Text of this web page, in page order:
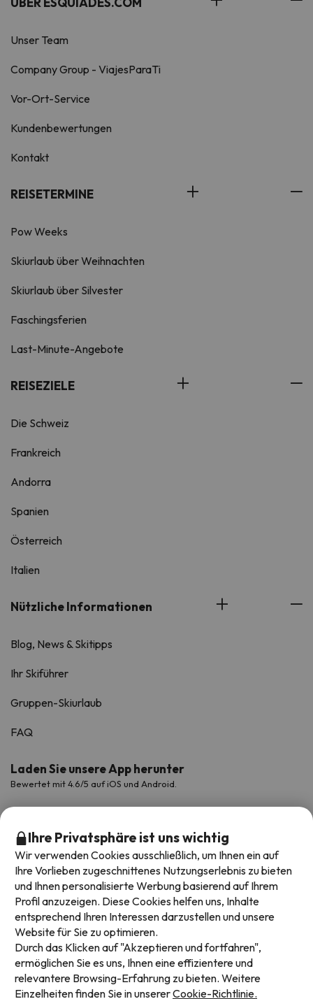
Unser Team
Company Group - ViajesParaTi
Vor-Ort-Service
Kundenbewertungen
Kontakt
REISETERMINE
Pow Weeks
Skiurlaub über Weihnachten
Skiurlaub über Silvester
Faschingsferien
Last-Minute-Angebote
REISEZIELE
Die Schweiz
Frankreich
Andorra
Spanien
Österreich
Italien
Nützliche Informationen
Blog, News & Skitipps
Ihr Skiführer
Gruppen-Skiurlaub
FAQ
Laden Sie unsere App herunter
Bewertet mit 4.6/5 auf iOS und Android.
Verfügbare Zahlungsarten
Ihre Privatsphäre ist uns wichtig
Wir verwenden Cookies ausschließlich, um Ihnen ein auf
Ihre Vorlieben zugeschnittenes Nutzungserlebnis zu bieten
und Ihnen personalisierte Werbung basierend auf Ihrem
Profil anzuzeigen. Diese Cookies helfen uns, Inhalte
entsprechend Ihren Interessen darzustellen und unsere
Website für Sie zu optimieren.
Durch das Klicken auf "Akzeptieren und fortfahren",
ermöglichen Sie es uns, Ihnen eine effizientere und
relevantere Browsing-Erfahrung zu bieten. Weitere
Einzelheiten finden Sie in unsererCookie-Richtlinie.